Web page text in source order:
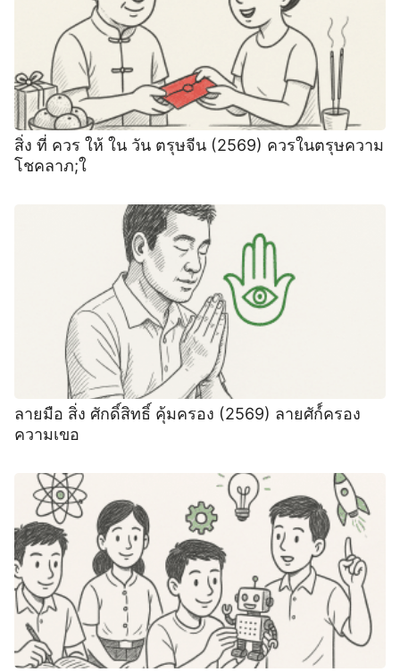
สิ่ง ที่ ควร ให้ ใน วัน ตรุษจีน (2569) ควรในตรุษความ
โชคลาภ;ใ
ลายมือ สิ่ง ศักดิ์สิทธิ์ คุ้มครอง (2569) ลายศัก์์ครอง
ความเขอ